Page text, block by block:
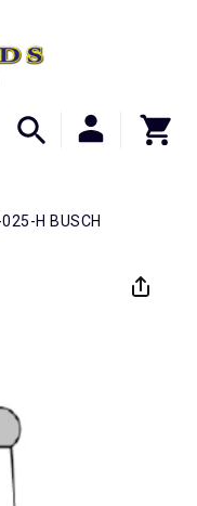
H BUSCH